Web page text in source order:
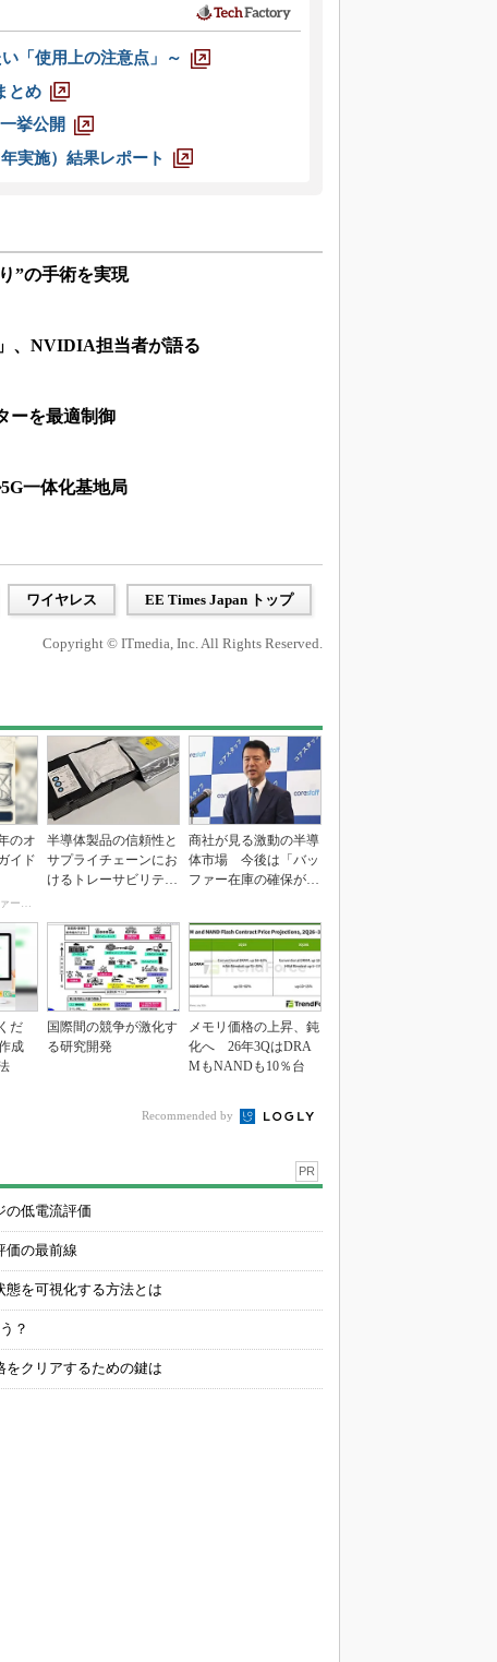
「使用上の注意点」～
とめ
挙公開
実施）結果レポート
”の手術を実現
、NVIDIA担当者が語る
ーを最適制御
一体化基地局
ワイヤレス EE Times Japan トップ
Copyright © ITmedia, Inc. All Rights Reserved.
のオ
イド
PR(株式会社アルファーテクノ)
半導体製品の信頼性と
サプライチェーンにお
けるトレーサビリティ
商社が見る激動の半導
体市場 今後は「バッ
ファー在庫の確保が重
だ
成
国際間の競争が激化す
る研究開発
メモリ価格の上昇、鈍
化へ 26年3QはDRA
MもNANDも10％台
Recommended by
PR
低電流評価
の最前線
を可視化する方法とは
？
クリアするための鍵は